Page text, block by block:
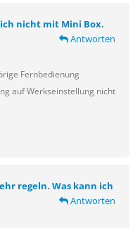
nicht mit Mini Box.
Antworten
Fernbedienung
auf Werkseinstellung nicht
regeln. Was kann ich
Antworten